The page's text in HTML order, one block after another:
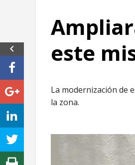
este
La modernización de
la zona.